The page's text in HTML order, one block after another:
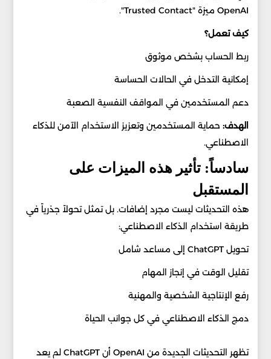
OpenAI ميزة "Trusted Contact".
كيف تعمل؟
ربط الحساب بشخص موثوق
إمكانية التدخل في الحالات الحساسة
دعم المستخدمين في المواقف النفسية الصعبة
الهدف:حماية المستخدمين وتعزيز الاستخدام الآمن للذكاء
الاصطناعي.
سادساً: تأثير هذه الميزات على
المستقبل
هذه التحديثات ليست مجرد إضافات. بل تمثل تحولاً جذرياً في
طريقة استخدام الذكاء الاصطناعي:
تحويل ChatGPT إلى مساعد شامل
تقليل الوقت في إنجاز المهام
رفع الإنتاجية الشخصية والمهنية
دمج الذكاء الاصطناعي في كل جوانب الحياة
تظهر التحديثات الجديدة من OpenAI أن ChatGPT لم يعد